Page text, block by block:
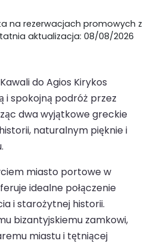
na rezerwacjach promowych z
aktualizacja: 08/08/2026
do Agios Kirykos
i spokojną podróż przez
dwa wyjątkowe greckie
naturalnym pięknie i
miasto portowe w
idealne połączenie
i starożytnej historii.
bizantyjskiemu zamkowi,
miastu i tętniącej